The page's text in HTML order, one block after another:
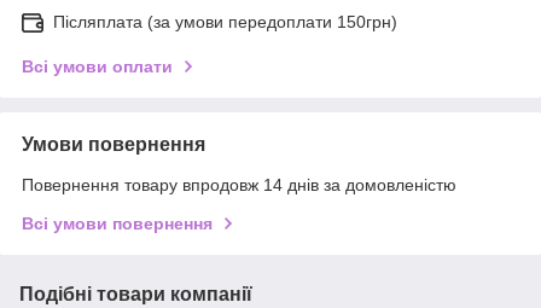
Післяплата (за умови передоплати 150грн)
Всі умови оплати
Умови повернення
Повернення товару впродовж 14 днів за домовленістю
Всі умови повернення
Подібні товари компанії